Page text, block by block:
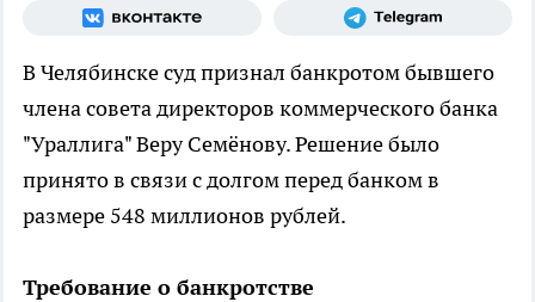
В Челябинске суд признал банкротом бывшего
члена совета директоров коммерческого банка
"Ураллига" Веру Семёнову. Решение было
принято в связи с долгом перед банком в
размере 548 миллионов рублей.
Требование о банкротстве